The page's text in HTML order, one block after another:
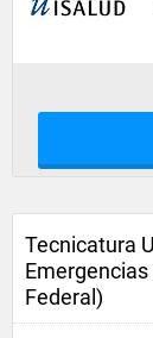
Tecnicatura
Emergencias
Federal)